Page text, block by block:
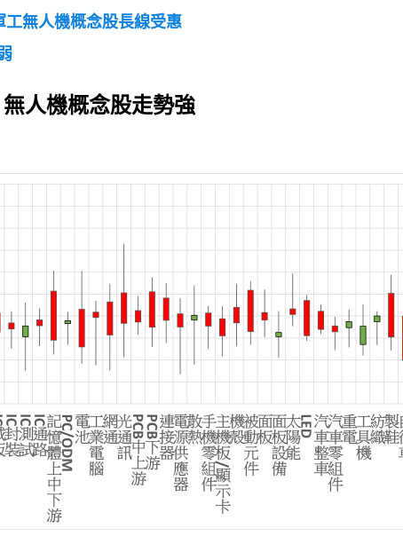
工無人機概念股長線受惠
人機概念股走勢強